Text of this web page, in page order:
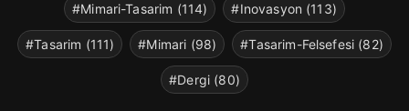
#Mimari-Tasarim (114) #Inovasyon (113)
#Tasarim (111) #Mimari (98) #Tasarim-Felsefesi (82)
#Dergi (80)